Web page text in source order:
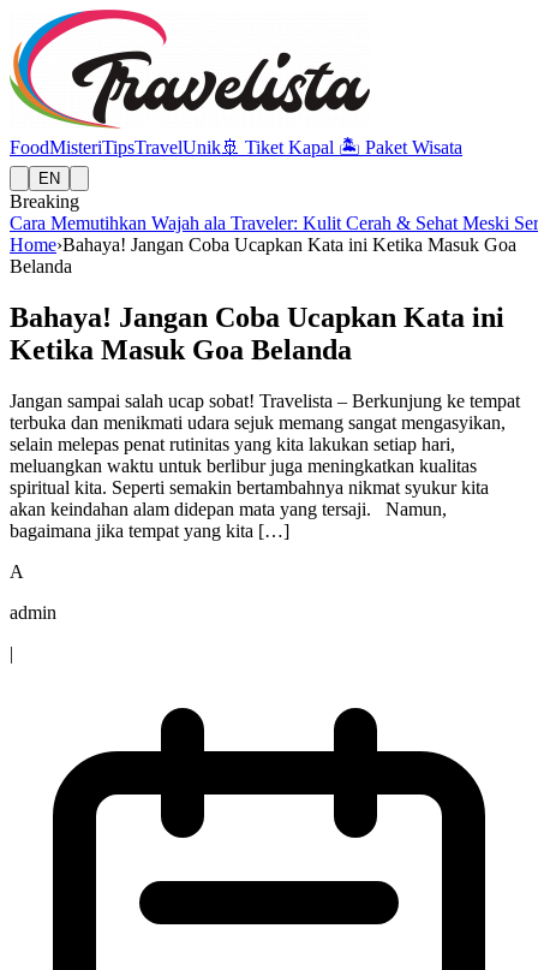
FoodMisteriTipsTravelUnik🚢 Tiket Kapal 🏝️ Paket Wisata
EN
Breaking
Cara Memutihkan Wajah ala Traveler: Kulit Cerah & Sehat Meski
Home›Bahaya! Jangan Coba Ucapkan Kata ini Ketika Masuk Goa
Belanda
Bahaya! Jangan Coba Ucapkan Kata ini
Ketika Masuk Goa Belanda
Jangan sampai salah ucap sobat! Travelista – Berkunjung ke tempat
terbuka dan menikmati udara sejuk memang sangat mengasyikan,
selain melepas penat rutinitas yang kita lakukan setiap hari,
meluangkan waktu untuk berlibur juga meningkatkan kualitas
spiritual kita. Seperti semakin bertambahnya nikmat syukur kita
akan keindahan alam didepan mata yang tersaji. Namun,
bagaimana jika tempat yang kita […]
A
admin
|